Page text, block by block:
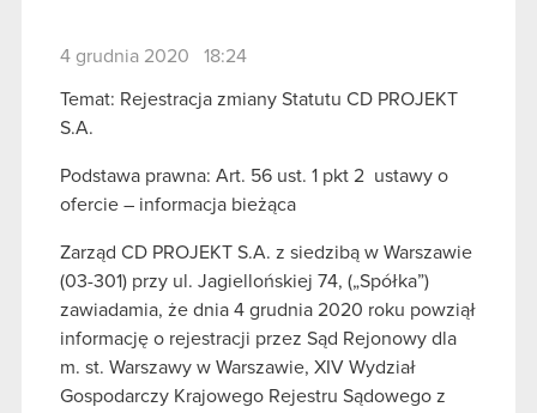
4 grudnia 2020 18:24
Temat: Rejestracja zmiany Statutu CD PROJEKT
S.A.
Podstawa prawna: Art. 56 ust. 1 pkt 2 ustawy o
ofercie – informacja bieżąca
Zarząd CD PROJEKT S.A. z siedzibą w Warszawie
(03-301) przy ul. Jagiellońskiej 74, („Spółka”)
zawiadamia, że dnia 4 grudnia 2020 roku powziął
informację o rejestracji przez Sąd Rejonowy dla
m. st. Warszawy w Warszawie, XIV Wydział
Gospodarczy Krajowego Rejestru Sądowego z